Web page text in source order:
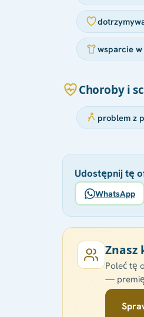
wsparcie
Choroby i
problem z
Udostępnij tę
WhatsApp
Znasz
Poleć tę
— premię